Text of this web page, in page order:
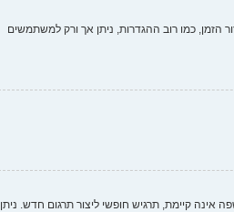
הזמן, כמו רוב ההגדרות, ניתן אך ורק למשתמשים
קיימת, תרגיש חופשי ליצור תרגום חדש. ניתן